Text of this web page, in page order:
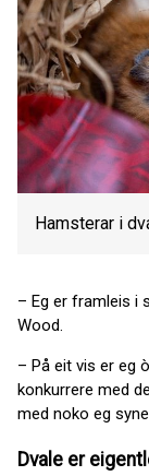
Hamsterar i
– Eg er framleis i
Wood.
– På eit vis er eg
konkurrere med
med noko eg
Dvale er